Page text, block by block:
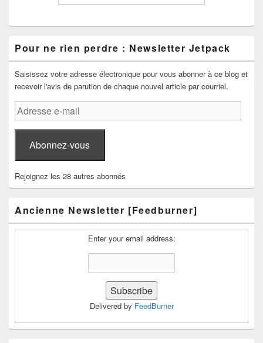
Pour ne rien perdre : Newsletter Jetpack
Saisissez votre adresse électronique pour vous abonner à ce blog et
recevoir l'avis de parution de chaque nouvel article par courriel.
Adresse
e-
mail
Abonnez-vous
Rejoignez les 28 autres abonnés
Ancienne Newsletter [Feedburner]
Enter your email address:
Delivered by FeedBurner